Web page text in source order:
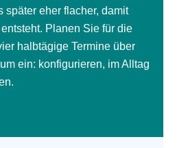
später eher flacher, damit
Planen Sie für die
halbtägige Termine über
ein: konfigurieren, im Alltag